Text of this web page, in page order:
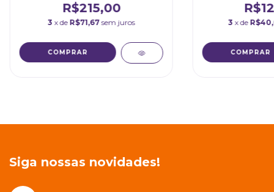
R$215,00
3 x de R$71,67sem juros 3 x de
Siga nossas novidades!